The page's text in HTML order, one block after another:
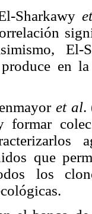
Sharkawy
El-
en
et al.
que
los